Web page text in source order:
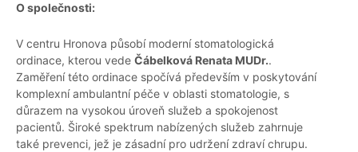
O společnosti:
V centru Hronova působí moderní stomatologická
ordinace, kterou vede Čábelková Renata MUDr..
Zaměření této ordinace spočívá především v poskytování
komplexní ambulantní péče v oblasti stomatologie, s
důrazem na vysokou úroveň služeb a spokojenost
pacientů. Široké spektrum nabízených služeb zahrnuje
také prevenci, jež je zásadní pro udržení zdraví chrupu.